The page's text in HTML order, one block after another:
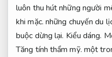
luôn thu hút những người
khi mặc. những chuyến du
buộc dừng lại. Kiểu dáng.
Tăng tính thẩm mỹ. một